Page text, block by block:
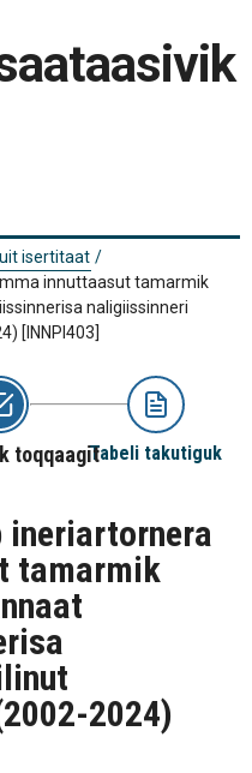
isertitaat /
innuttaasut tamarmik
naligiissinneri
[INNPI403]
toqqaagitTabeli takutiguk
tamarmik
2024)